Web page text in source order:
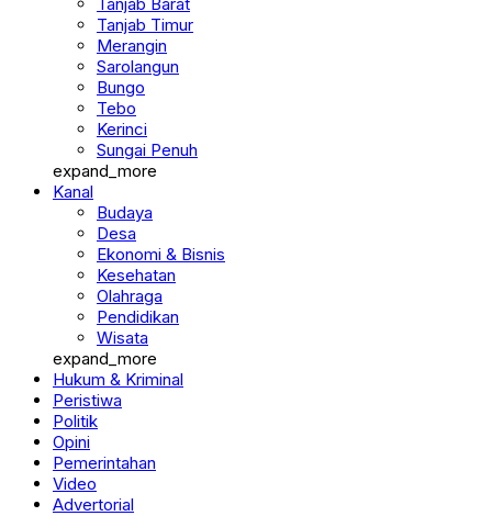
Tanjab Timur
Merangin
Sarolangun
Bungo
Tebo
Kerinci
Sungai Penuh
expand_more
Kanal
Budaya
Desa
Ekonomi & Bisnis
Kesehatan
Olahraga
Pendidikan
Wisata
expand_more
Hukum & Kriminal
Peristiwa
Politik
Opini
Pemerintahan
Video
Advertorial